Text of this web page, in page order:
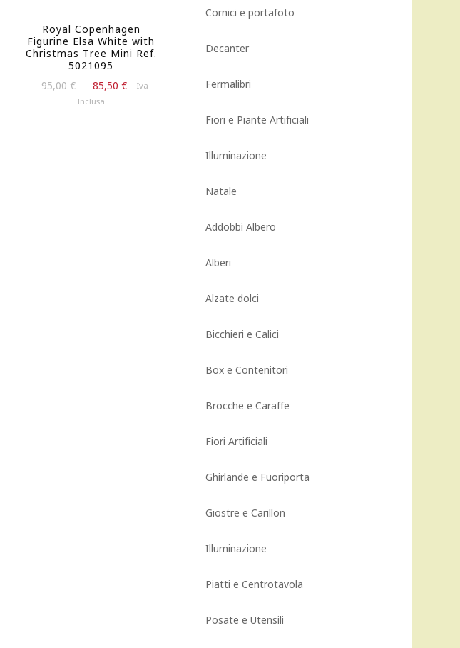
Royal Copenhagen
Figurine Elsa White with
Christmas Tree Mini Ref.
5021095
95,00€
prezzo
85,50 €
IlIva
Inclusa
Cornici e portafoto
Decanter
Fermalibri
Fiori e Piante Artificiali
Illuminazione
Natale
Addobbi Albero
Alberi
Alzate dolci
Bicchieri e Calici
Box e Contenitori
Brocche e Caraffe
Fiori Artificiali
Ghirlande e Fuoriporta
Giostre e Carillon
Illuminazione
Piatti e Centrotavola
Posate e Utensili